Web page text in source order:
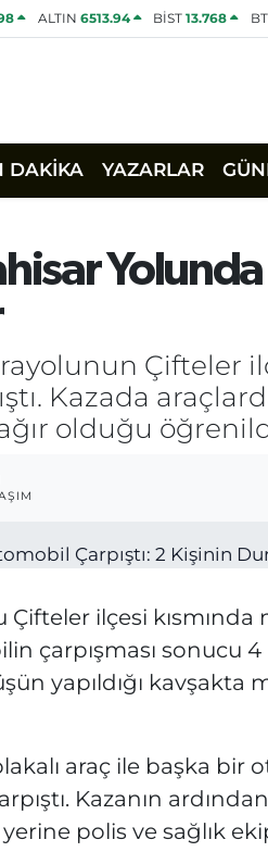
ALTIN 6513.94 BİST13.768
DAKİKA YAZARLAR
Çifteler
Kazada
olduğu
ilçesi kısmında
çarpışması sonucu 4
yapıldığı kavşakta
araç ile başka bir
Kazanın ardından
polis ve sağlık